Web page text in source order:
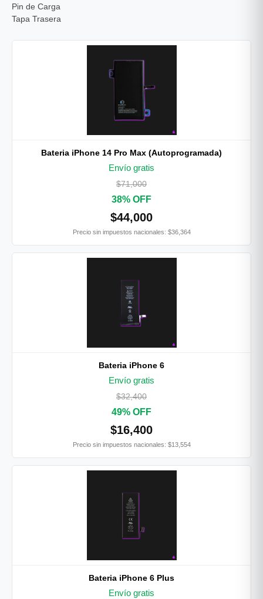
Pin de Carga
Tapa Trasera
Bateria iPhone 14 Pro Max (Autoprogramada)
Envío gratis
$71,000
38% OFF
$44,000
Precio sin impuestos nacionales: $36,364
Bateria iPhone 6
Envío gratis
$32,400
49% OFF
$16,400
Precio sin impuestos nacionales: $13,554
Bateria iPhone 6 Plus
Envío gratis